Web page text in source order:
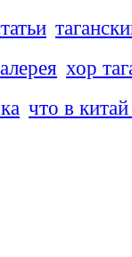
хор
что в